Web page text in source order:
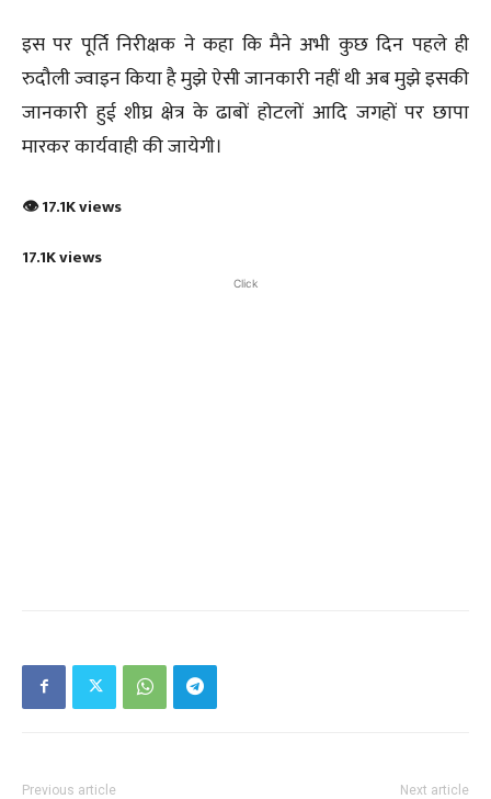
इस पर पूर्ति निरीक्षक ने कहा कि मैने अभी कुछ दिन पहले ही
रुदौली ज्वाइन किया है मुझे ऐसी जानकारी नहीं थी अब मुझे इसकी
जानकारी हुई शीघ्र क्षेत्र के ढाबों होटलों आदि जगहों पर छापा
मारकर कार्यवाही की जायेगी।
👁 17.1K views
17.1K views
Click
Previous article Next article